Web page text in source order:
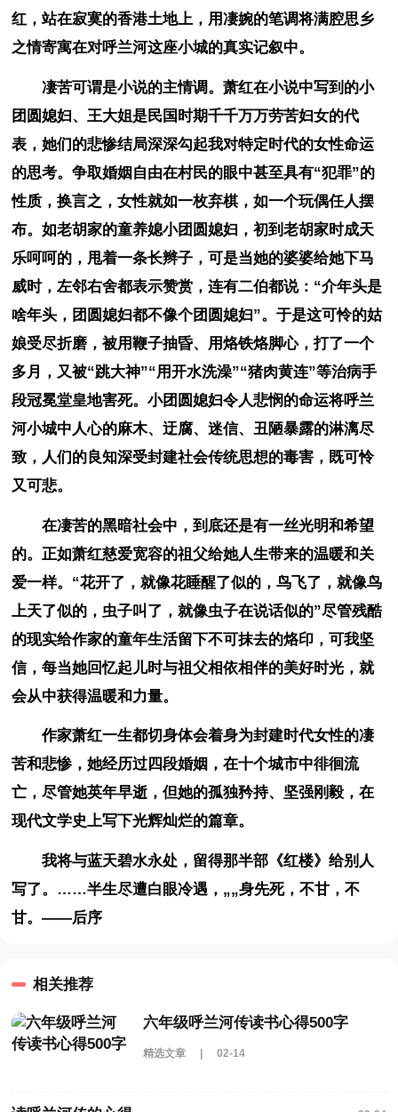
红，站在寂寞的香港土地上，用凄婉的笔调将满腔思乡
之情寄寓在对呼兰河这座小城的真实记叙中。
凄苦可谓是小说的主情调。萧红在小说中写到的小
团圆媳妇、王大姐是民国时期千千万万劳苦妇女的代
表，她们的悲惨结局深深勾起我对特定时代的女性命运
的思考。争取婚姻自由在村民的眼中甚至具有“犯罪”的
性质，换言之，女性就如一枚弃棋，如一个玩偶任人摆
布。如老胡家的童养媳小团圆媳妇，初到老胡家时成天
乐呵呵的，甩着一条长辫子，可是当她的婆婆给她下马
威时，左邻右舍都表示赞赏，连有二伯都说：“介年头是
啥年头，团圆媳妇都不像个团圆媳妇”。于是这可怜的姑
娘受尽折磨，被用鞭子抽昏、用烙铁烙脚心，打了一个
多月，又被“跳大神”“用开水洗澡”“猪肉黄连”等治病手
段冠冕堂皇地害死。小团圆媳妇令人悲悯的命运将呼兰
河小城中人心的麻木、迂腐、迷信、丑陋暴露的淋漓尽
致，人们的良知深受封建社会传统思想的毒害，既可怜
又可悲。
在凄苦的黑暗社会中，到底还是有一丝光明和希望
的。正如萧红慈爱宽容的祖父给她人生带来的温暖和关
爱一样。“花开了，就像花睡醒了似的，鸟飞了，就像鸟
上天了似的，虫子叫了，就像虫子在说话似的”尽管残酷
的现实给作家的童年生活留下不可抹去的烙印，可我坚
信，每当她回忆起儿时与祖父相依相伴的美好时光，就
会从中获得温暖和力量。
作家萧红一生都切身体会着身为封建时代女性的凄
苦和悲惨，她经历过四段婚姻，在十个城市中徘徊流
亡，尽管她英年早逝，但她的孤独矜持、坚强刚毅，在
现代文学史上写下光辉灿烂的篇章。
我将与蓝天碧水永处，留得那半部《红楼》给别人
写了。……半生尽遭白眼冷遇，„„身先死，不甘，不
甘。——后序
相关推荐
六年级呼兰河传读书心得500字
精选文章 | 02-14